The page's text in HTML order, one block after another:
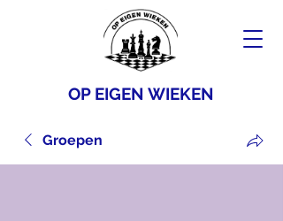
OP EIGEN WIEKEN
Groepen